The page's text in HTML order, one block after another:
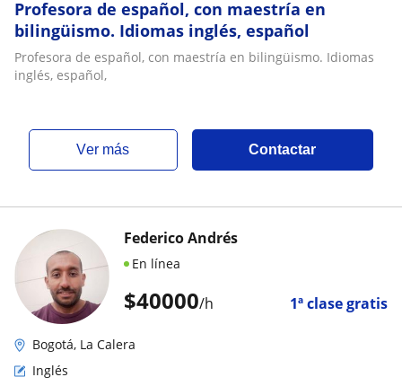
Profesora de español, con maestría en
bilingüismo. Idiomas inglés, español
Profesora de español, con maestría en bilingüismo. Idiomas
inglés, español,
ver más Contactar
$40000/h 1ª clase gratis
Federico Andrés
En línea
Bogotá, La Calera
Inglés